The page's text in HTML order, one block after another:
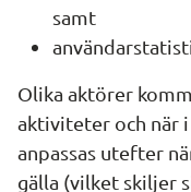
samt
Olika aktörer
aktiviteter och när
anpassas utefter
gälla (vilket skiljer